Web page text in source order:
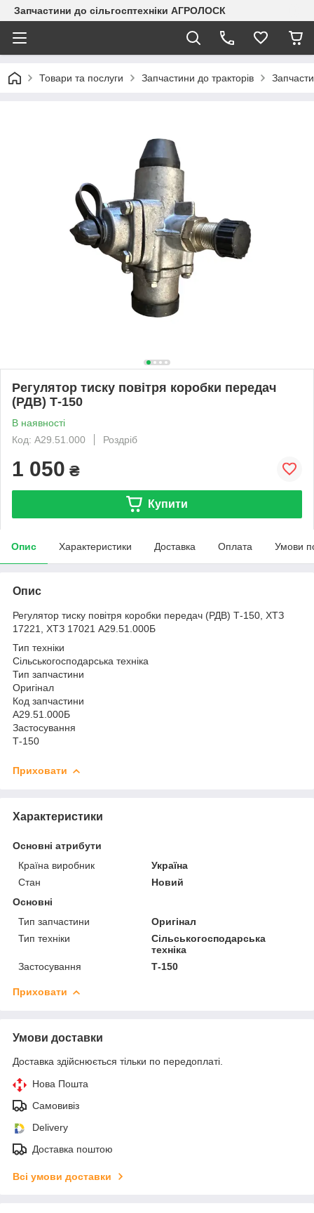
Запчастини до сільгосптехніки АГРОЛОСК
Товари та послуги Запчастини до тракторів
Регулятор тиску повітря коробки передач
(РДВ) Т-150
В наявності
Код: А29.51.000
Роздріб
1 050 ₴
Купити
Опис Характеристики Доставка Оплата Умови
Опис
Регулятор тиску повітря коробки передач (РДВ) Т-150, ХТЗ
17221, ХТЗ 17021 А29.51.000Б
Тип техніки
Сільськогосподарська техніка
Тип запчастини
Оригінал
Код запчастини
А29.51.000Б
Застосування
Т-150
Приховати
Характеристики
Основні атрибути
Країна виробник
Україна
Стан
Новий
Основні
Тип запчастини
Оригінал
Тип техніки
Сільськогосподарська
техніка
Застосування
Т-150
Приховати
Умови доставки
Доставка здійснюється тільки по передоплаті.
Нова Пошта
Самовивіз
Delivery
Доставка поштою
Всі умови доставки